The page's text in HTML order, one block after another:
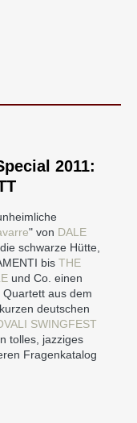
2011:
" von DALE
schwarze Hütte,
bis THE
und Co. einen
aus dem
deutschen
SWINGFEST
tolles, jazziges
Fragenkatalog